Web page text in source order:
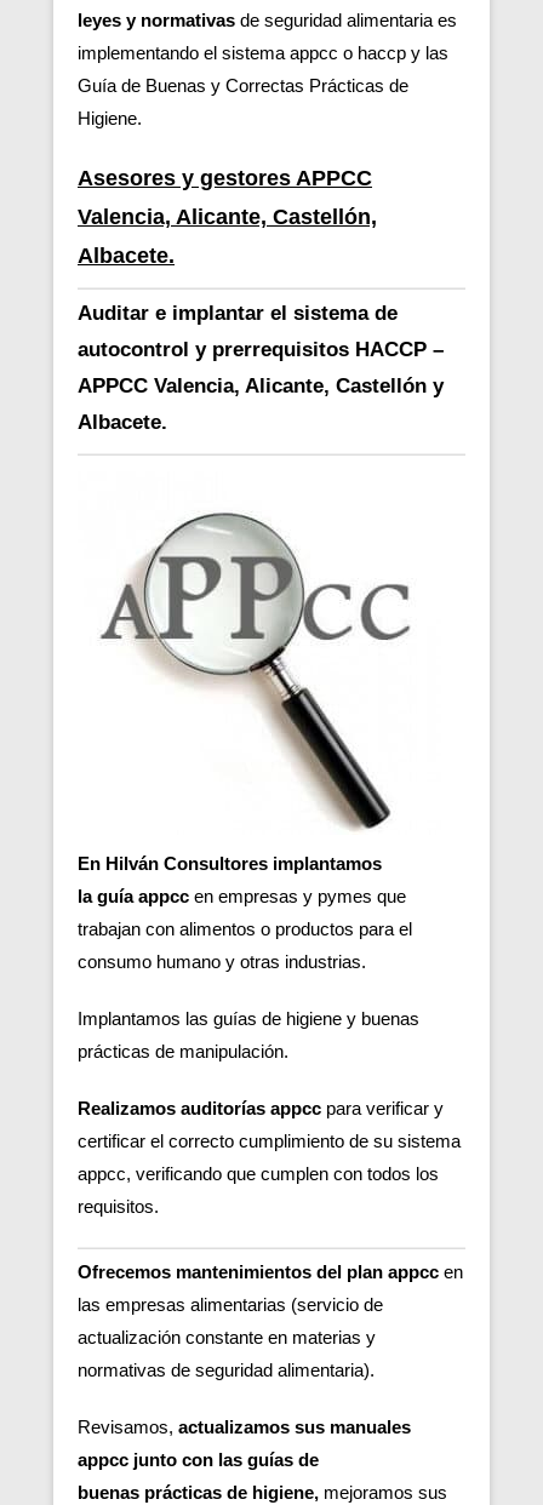
leyes y normativas de seguridad alimentaria es
implementando el sistema appcc o haccp y las
Guía de Buenas y Correctas Prácticas de
Higiene.
Asesores y gestores APPCC
Valencia, Alicante, Castellón,
Albacete.
Auditar e implantar el sistema de
autocontrol y prerrequisitos HACCP –
APPCC Valencia, Alicante, Castellón y
Albacete.
En Hilván Consultores implantamos
la guía appcc en empresas y pymes que
trabajan con alimentos o productos para el
consumo humano y otras industrias.
Implantamos las guías de higiene y buenas
prácticas de manipulación.
Realizamos auditorías appcc para verificar y
certificar el correcto cumplimiento de su sistema
appcc, verificando que cumplen con todos los
requisitos.
Ofrecemos mantenimientos del plan appcc en
las empresas alimentarias (servicio de
actualización constante en materias y
normativas de seguridad alimentaria).
Revisamos, actualizamos sus manuales
appcc junto con las guías de
buenas prácticas de higiene, mejoramos sus